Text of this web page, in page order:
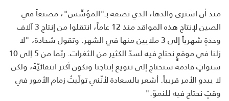
منذ أن اشترى والدها، الذي تصفه بـ"المؤسِّس"، مصنعاً في
الصين لإنتاج هذه المواقد منذ 12 عاماً، انتقلوا من إنتاج 3 آلاف
وحدةٍ شهرياً إلى 3 ملايين منها في الشهر. وتقول شحادة، "لا
زلنا في موقعٍ نحتاج فيه لسدّ الكثير من الثغرات. ربّما من 5 إلى 10
سنواتٍ قادمة سنحتاج إلى تنويع إنتاجنا ونكون أكثر انتقائيّةً، ولكن
لا يبدو الأمر قريباً. أشعر بالسعادة لأنّني تولّيتُ زمام الأمور في
وقتٍ نحتاج فيه للنموّ."